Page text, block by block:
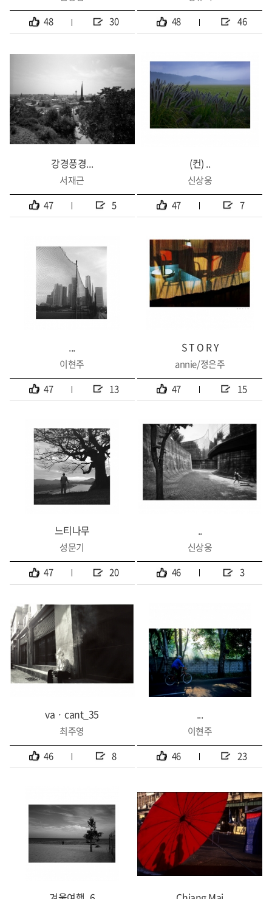
48
30
48
46
강경풍경...
서재근
47
5
(컨) ..
신상웅
47
7
...
이현주
47
13
S T O R Y
annie/정은주
47
15
느티나무
성문기
47
20
..
신상웅
46
3
va · cant_35
최주영
46
8
...
이현주
46
23